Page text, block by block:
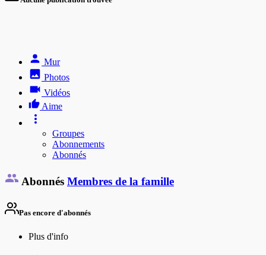
Mur
Photos
Vidéos
Aime
Groupes
Abonnements
Abonnés
Abonnés Membres de la famille
Pas encore d'abonnés
Plus d'info